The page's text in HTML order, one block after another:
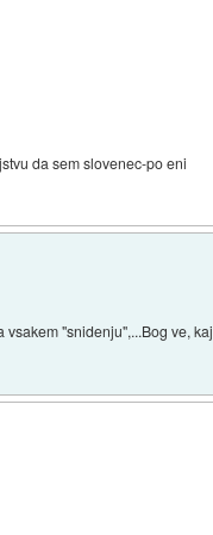
da sem slovenec-po eni
"snidenju",...Bog ve, kaj